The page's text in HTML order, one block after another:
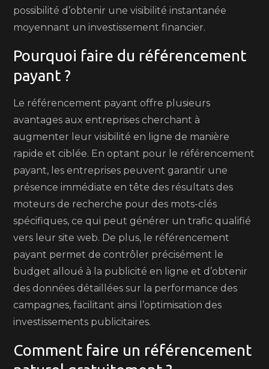
possibilité d’obtenir une visibilité instantanée
moyennant un investissement financier.
Pourquoi faire du référencement
payant ?
Le référencement payant offre plusieurs
avantages aux entreprises cherchant à
augmenter leur visibilité en ligne de manière
rapide et ciblée. En optant pour le référencement
payant, les entreprises peuvent garantir une
présence immédiate en tête des résultats des
moteurs de recherche pour des mots-clés
spécifiques, ce qui peut générer un trafic qualifié
vers leur site web. De plus, le référencement
payant permet de contrôler précisément le
budget alloué à la publicité en ligne et d’obtenir
des données détaillées sur la performance des
campagnes, facilitant ainsi l’optimisation des
investissements publicitaires.
Comment faire un référencement